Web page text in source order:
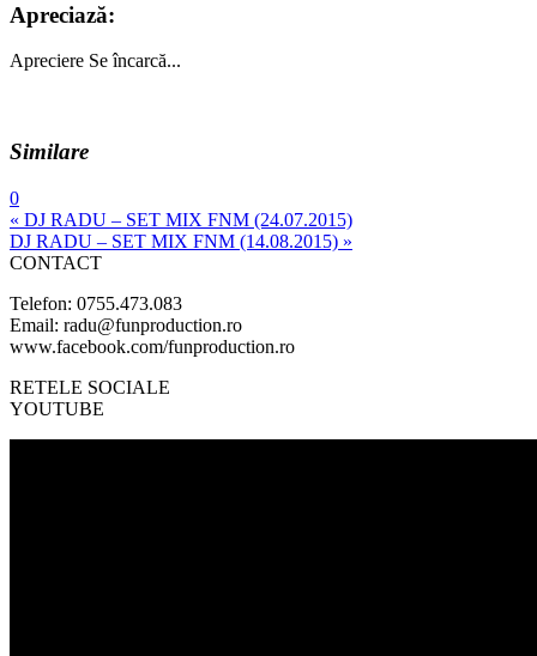
Apreciază:
Apreciere Se încarcă...
Similare
0
« DJ RADU – SET MIX FNM (24.07.2015)
DJ RADU – SET MIX FNM (14.08.2015) »
CONTACT
Telefon: 0755.473.083
Email: radu@funproduction.ro
www.facebook.com/funproduction.ro
RETELE SOCIALE
YOUTUBE